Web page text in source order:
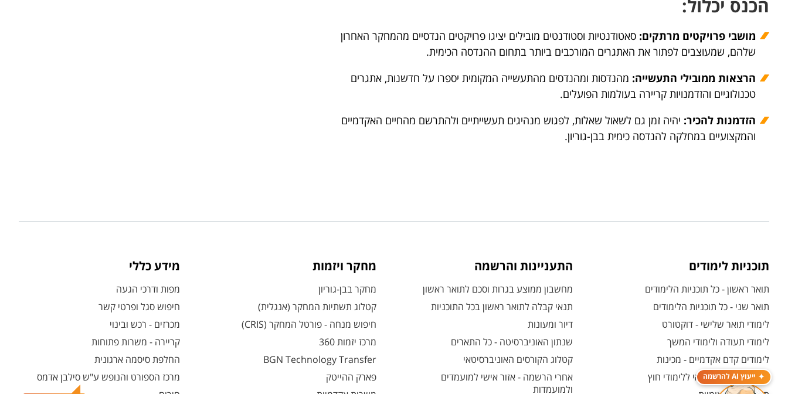
ייעוץ AI להרשמה
הכנס יכלול:
מושבי פרויקטים מרתקים: סאטודנטיות וסטודנטים מובילים יציגו פרויקטים הנדסיים מהמחקר האחרון
שלהם, שמעוצבים לפתור את האתגרים המורכבים ביותר בתחום ההנדסה הכימית.
הרצאות ממובילי התעשייה: מהנדסות ומהנדסים מהתעשייה המקומית יספרו על חדשנות, אתגרים
טכנולוגיים והזדמנויות קריירה בעולמות הפועלים.
הזדמנות להכיר: יהיה זמן גם לשאול שאלות, לפגוש מנהיגים תעשייתיים ולהתרשם מהחיים האקדמיים
והמקצועיים במחלקה להנדסה כימית בבן-גוריון.
תוכניות לימודים
תואר ראשון - כל תוכניות הלימודים
תואר שני - כל תוכניות הלימודים
לימודי תואר שלישי - דוקטורט
לימודי תעודה ולימודי המשך
לימודים קדם אקדמיים - מכינות
המרכז האוניברסיטאי ללימודי חוץ
התעניינות והרשמה
מחשבון ממוצע בגרות וסכם לתואר ראשון
תנאי קבלה לתואר ראשון בכל התוכניות
דיור ומעונות
שנתון האוניברסיטה - כל התארים
קטלוג הקורסים האוניברסיטאי
אחרי הרשמה - אזור אישי למועמדים
ולמועמדות
מחקר ויזמות
מחקר בבן-גוריון
קטלוג תשתיות המחקר (אנגלית)
חיפוש מנחה - פורטל המחקר (CRIS)
מרכז יזמות 360
BGN Technology Transfer
פארק ההייטק
מידע כללי
מפות ודרכי הגעה
חיפוש סגל ופרטי קשר
מכרזים - רכש ובינוי
קריירה - משרות פתוחות
החלפת סיסמה ארגונית
מרכז הספורט והנופש ע"ש סילבן אדמס